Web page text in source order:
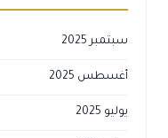
سبتمبر 2025
أغسطس 2025
يوليو 2025